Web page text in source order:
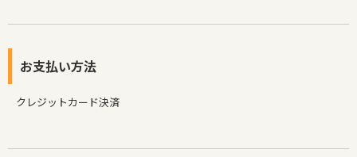
お支払い方法
クレジットカード決済